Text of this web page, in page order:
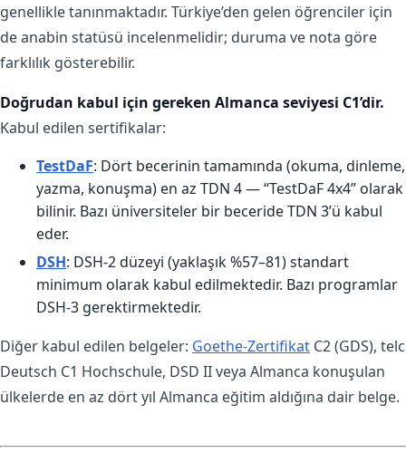
genellikle tanınmaktadır. Türkiye’den gelen öğrenciler için
de anabin statüsü incelenmelidir; duruma ve nota göre
farklılık gösterebilir.
Doğrudan kabul için gereken Almanca seviyesi C1’dir.
Kabul edilen sertifikalar:
TestDaF: Dört becerinin tamamında (okuma, dinleme,
yazma, konuşma) en az TDN 4 — “TestDaF 4x4” olarak
bilinir. Bazı üniversiteler bir beceride TDN 3’ü kabul
eder.
DSH: DSH-2 düzeyi (yaklaşık %57–81) standart
minimum olarak kabul edilmektedir. Bazı programlar
DSH-3 gerektirmektedir.
Diğer kabul edilen belgeler: Goethe-Zertifikat C2 (GDS), telc
Deutsch C1 Hochschule, DSD II veya Almanca konuşulan
ülkelerde en az dört yıl Almanca eğitim aldığına dair belge.